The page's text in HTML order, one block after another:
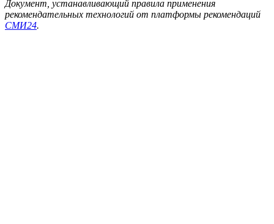
Документ, устанавливающий правила применения
рекомендательных технологий от платформы рекомендаций
СМИ24.